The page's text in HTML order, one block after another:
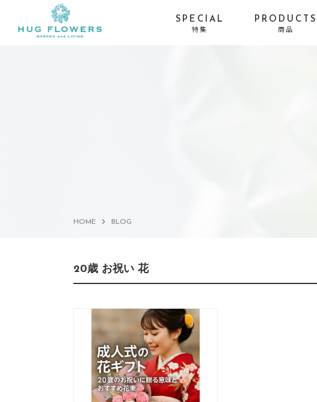
SPECIAL
特集
PRODUCTS
商品
HOME BLOG
20歳 お祝い 花